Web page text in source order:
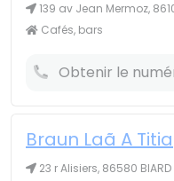
139 av Jean Mermoz,
Cafés, bars
Obtenir le
Braun Laã A Titia
23 r Alisiers, 86580 BIARD